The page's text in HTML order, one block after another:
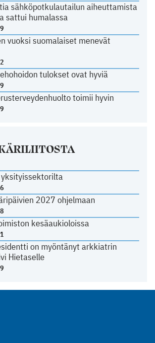
sähköpotkulautailun aiheuttamista
sattui humalassa
vuoksi suomalaiset menevät
tulokset ovat hyviä
toimii hyvin
2027 ohjelmaan
kesäaukioloissa
on myöntänyt arkkiatrin
Hietaselle